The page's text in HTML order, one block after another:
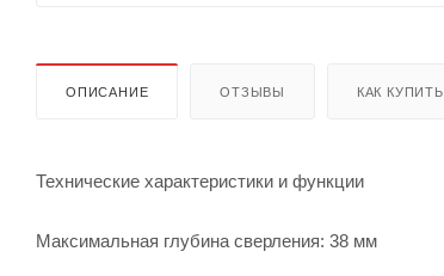
ОПИСАНИЕ ОТЗЫВЫ КАК КУПИТЬ
Технические характеристики и функции
Максимальная глубина сверления: 38 мм